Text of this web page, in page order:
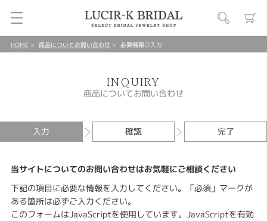
HOME 商品についてお問い合わせ 必要情報ご入力
INQUIRY
商品についてお問い合わせ
入力 確認 完了
当サイトについてのお問い合わせはお気軽にご相談ください
下記の項目に必要な情報を入力してください。「必須」マークが
ある箇所は必ずご入力ください。
このフォームはJavaScriptを使用しています。JavaScriptを有効